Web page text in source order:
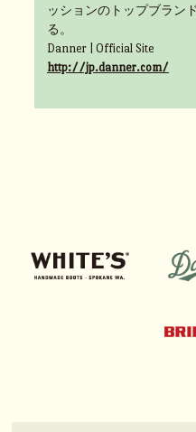
ッションのトップブラン
る。
Danner | Official Site
http://jp.danner.com/